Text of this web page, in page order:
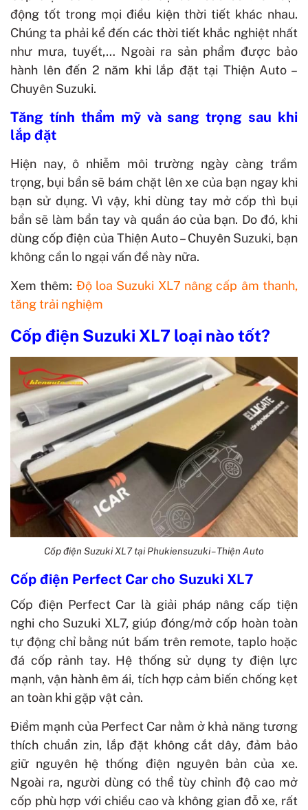
động tốt trong mọi điều kiện thời tiết khác nhau.
Chúng ta phải kể đến các thời tiết khắc nghiệt nhất
như mưa, tuyết,… Ngoài ra sản phẩm được bảo
hành lên đến 2 năm khi lắp đặt tại Thiện Auto –
Chuyên Suzuki.
Tăng tính thẩm mỹ và sang trọng sau khi
lắp đặt
Hiện nay, ô nhiễm môi trường ngày càng trầm
trọng, bụi bẩn sẽ bám chặt lên xe của bạn ngay khi
bạn sử dụng. Vì vậy, khi dùng tay mở cốp thì bụi
bẩn sẽ làm bẩn tay và quần áo của bạn. Do đó, khi
dùng cốp điện của Thiện Auto – Chuyên Suzuki, bạn
không cần lo ngại vấn đề này nữa.
Xem thêm: Độ loa Suzuki XL7 nâng cấp âm thanh,
tăng trải nghiệm
Cốp điện Suzuki XL7 loại nào tốt?
Cốp điện Suzuki XL7 tại Phukiensuzuki – Thiện Auto
Cốp điện Perfect Car cho Suzuki XL7
Cốp điện Perfect Car là giải pháp nâng cấp tiện
nghi cho Suzuki XL7, giúp đóng/mở cốp hoàn toàn
tự động chỉ bằng nút bấm trên remote, taplo hoặc
đá cốp rảnh tay. Hệ thống sử dụng ty điện lực
mạnh, vận hành êm ái, tích hợp cảm biến chống kẹt
an toàn khi gặp vật cản.
Điểm mạnh của Perfect Car nằm ở khả năng tương
thích chuẩn zin, lắp đặt không cắt dây, đảm bảo
giữ nguyên hệ thống điện nguyên bản của xe.
Ngoài ra, người dùng có thể tùy chỉnh độ cao mở
cốp phù hợp với chiều cao và không gian đỗ xe, rất